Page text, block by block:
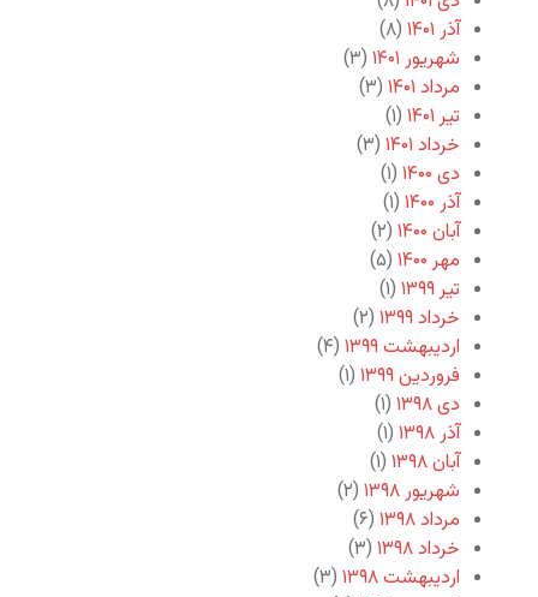
آذر ۱۴۰۱
(۸)
شهریور ۱۴۰۱
(۳)
مرداد ۱۴۰۱
(۳)
تیر ۱۴۰۱
(۱)
خرداد ۱۴۰۱
(۳)
دی ۱۴۰۰
(۱)
آذر ۱۴۰۰
(۱)
آبان ۱۴۰۰
(۲)
مهر ۱۴۰۰
(۵)
تیر ۱۳۹۹
(۱)
خرداد ۱۳۹۹
(۲)
اردیبهشت ۱۳۹۹
(۴)
فروردین ۱۳۹۹
(۱)
دی ۱۳۹۸
(۱)
آذر ۱۳۹۸
(۱)
آبان ۱۳۹۸
(۱)
شهریور ۱۳۹۸
(۲)
مرداد ۱۳۹۸
(۶)
خرداد ۱۳۹۸
(۳)
اردیبهشت ۱۳۹۸
(۳)